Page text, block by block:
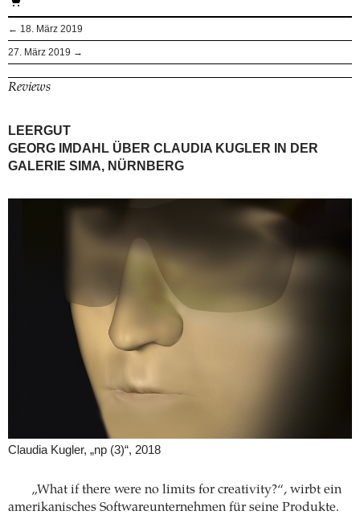
← 18. März 2019
27. März 2019 →
Reviews
LEERGUT
GEORG IMDAHL ÜBER CLAUDIA KUGLER IN DER
GALERIE SIMA, NÜRNBERG
Claudia Kugler, „np (3)“, 2018
„What if there were no limits for creativity?“, wirbt ein
amerikanisches Softwareunternehmen für seine Produkte.